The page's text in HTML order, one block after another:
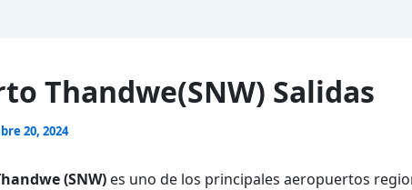
Thandwe(SNW) Salidas
20, 2024
(SNW) es uno de los principales aeropuertos